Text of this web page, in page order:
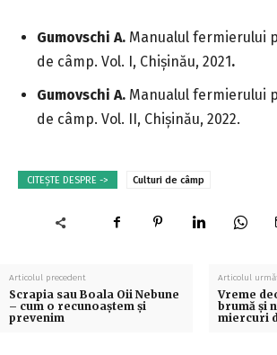
Gumovschi A. Manualul fermierului
de câmp. Vol. I, Chişinău, 2021.
Gumovschi A. Manualul fermierului
de câmp. Vol. II, Chişinău, 2022.
CITEȘTE DESPRE -> Culturi de câmp
Articolul precedent
Scrapia sau Boala Oii Nebune
– cum o recunoaștem și
prevenim
Articolul
Vreme
brumă și
miercuri